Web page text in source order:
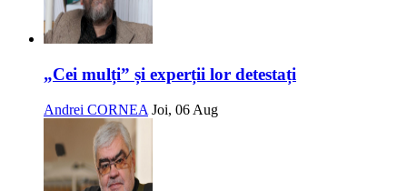
„Cei mulți” și experții lor detestați
Andrei CORNEA Joi, 06 Aug